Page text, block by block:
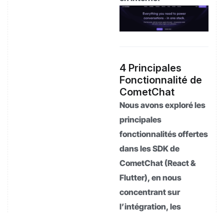
4 Principales
Fonctionnalité de
CometChat
Nous avons exploré les
principales
fonctionnalités offertes
dans les SDK de
CometChat (React &
Flutter), en nous
concentrant sur
l’intégration, les